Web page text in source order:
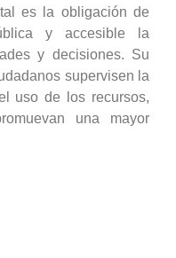
es la obligación de
y accesible la
y decisiones. Su
supervisen la
uso de los recursos,
una mayor